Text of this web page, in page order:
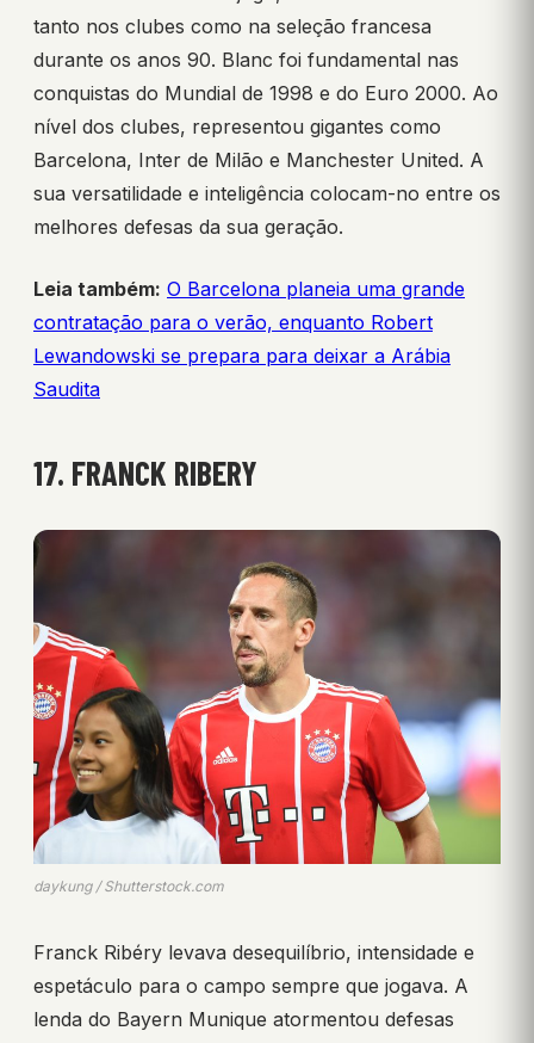
tanto nos clubes como na seleção francesa
durante os anos 90. Blanc foi fundamental nas
conquistas do Mundial de 1998 e do Euro 2000. Ao
nível dos clubes, representou gigantes como
Barcelona, Inter de Milão e Manchester United. A
sua versatilidade e inteligência colocam-no entre os
melhores defesas da sua geração.
Leia também: O Barcelona planeia uma grande
contratação para o verão, enquanto Robert
Lewandowski se prepara para deixar a Arábia
Saudita
17. FRANCK RIBERY
daykung / Shutterstock.com
Franck Ribéry levava desequilíbrio, intensidade e
espetáculo para o campo sempre que jogava. A
lenda do Bayern Munique atormentou defesas